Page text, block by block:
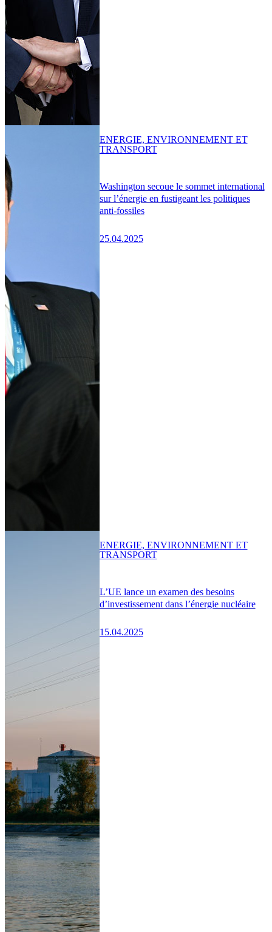
Washington secoue le sommet international
sur l’énergie en fustigeant les politiques
anti-fossiles
25.04.2025
ENERGIE, ENVIRONNEMENT ET
TRANSPORT
L’UE lance un examen des besoins
d’investissement dans l’énergie nucléaire
15.04.2025
ENERGIE, ENVIRONNEMENT ET
TRANSPORT